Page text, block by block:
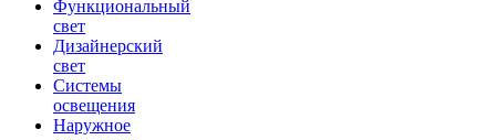
Функциональный
свет
Дизайнерский
свет
Системы
освещения
Наружное